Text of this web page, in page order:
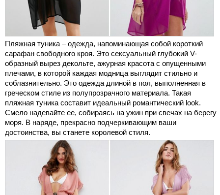
Пляжная туника – одежда, напоминающая собой короткий
сарафан свободного кроя. Это сексуальный глубокий V-
образный вырез декольте, ажурная красота с опущенными
плечами, в которой каждая модница выглядит стильно и
соблазнительно. Это одежда длиной в пол, выполненная в
греческом стиле из полупрозрачного материала. Такая
пляжная туника составит идеальный романтический look.
Смело надевайте ее, собираясь на ужин при свечах на берегу
моря. В наряде, прекрасно подчеркивающим ваши
достоинства, вы станете королевой стиля.